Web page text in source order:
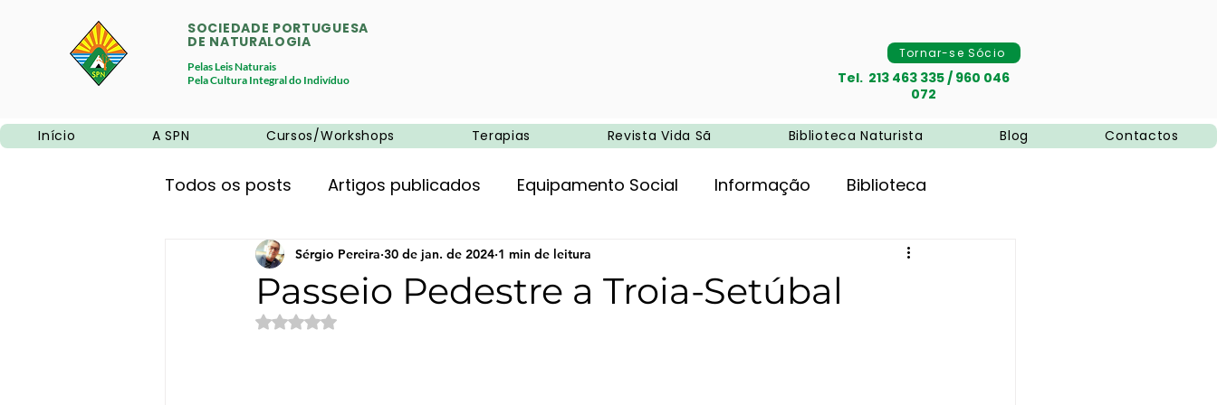
Tornar-se Sócio
Tel. 213 463 335 / 960 046
072
Pelas Leis Naturais
Pela Cultura Integral do Indivíduo
SOCIEDADE PORTUGUESA
DE NATURALOGIA
Início A SPN Cursos/Workshops Terapias Revista Vida Sã Biblioteca Naturista Blog Contactos
Todos os posts Artigos publicados Equipamento Social Informação Biblioteca
Promoções Neurociência Entretenimento
Alimentação natural
Passeio Pedestre a Troia-Setúbal
Sérgio Pereira 30 de jan. de 2024 1 min de leitura
Avaliado com NaN de 5 estrelas.